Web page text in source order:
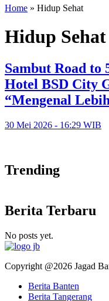
Home » Hidup Sehat
Hidup Sehat
Sambut Road to
Hotel BSD City
“Mengenal
30 Mei 2026 - 16:29 WIB
Trending
Berita Terbaru
No posts yet.
Copyright @2026 Jagad
Berita Banten
Berita Tangerang